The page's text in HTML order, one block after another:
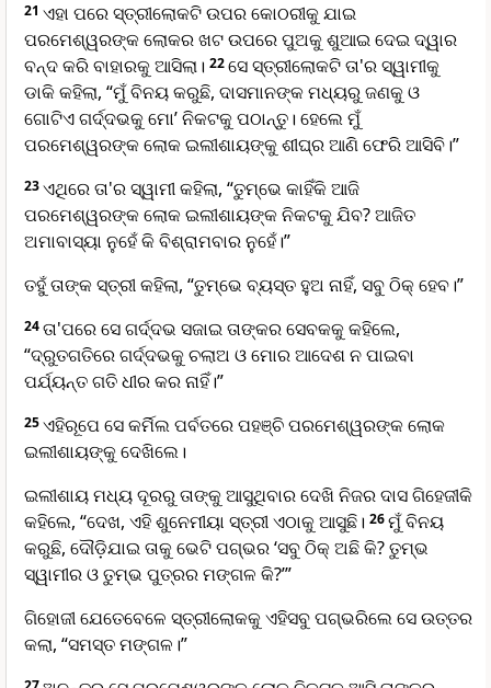
21 ଏହା ପରେ ସ୍ତ୍ରୀଲୋକଟି ଉପର କୋଠରୀକୁ ଯାଇ
ପରମେଶ୍ୱରଙ୍କ ଲୋକର ଖଟ ଉପରେ ପୁଅକୁ ଶୁଆଇ ଦେଇ ଦ୍ୱାର
ବନ୍ଦ କରି ବାହାରକୁ ଆସିଲା। 22ସେ ସ୍ତ୍ରୀଲୋକଟି ତା'ର ସ୍ୱାମୀକୁ
ଡାକି କହିଲା, “ମୁଁ ବିନୟ କରୁଛି, ଦାସମାନଙ୍କ ମଧ୍ୟରୁ ଜଣକୁ ଓ
ଗୋଟିଏ ଗର୍ଦ୍ଦଭକୁ ମୋ’ ନିକଟକୁ ପଠାନ୍ତୁ। ହେଲେ ମୁଁ
ପରମେଶ୍ୱରଙ୍କ ଲୋକ ଇଲୀଶାୟଙ୍କୁ ଶୀଘ୍ର ଆଣି ଫେରି ଆସିବି।”
23ଏଥିରେ ତା'ର ସ୍ୱାମୀ କହିଲା, “ତୁମ୍ଭେ କାହିଁକି ଆଜି
ପରମେଶ୍ୱରଙ୍କ ଲୋକ ଇଲୀଶାୟଙ୍କ ନିକଟକୁ ଯିବ? ଆଜିତ
ଅମାବାସ୍ୟା ନୁହେଁ କି ବିଶ୍ରାମବାର ନୁହେଁ।”
ତହୁଁ ତାଙ୍କ ସ୍ତ୍ରୀ କହିଲା, “ତୁମ୍ଭେ ବ୍ୟସ୍ତ ହୁଅ ନାହିଁ, ସବୁ ଠିକ୍ ହେବ।”
24ତା'ପରେ ସେ ଗର୍ଦ୍ଦଭ ସଜାଇ ତାଙ୍କର ସେବକକୁ କହିଲେ,
“ଦ୍ରୁତଗତିରେ ଗର୍ଦ୍ଦଭକୁ ଚଲାଅ ଓ ମୋର ଆଦେଶ ନ ପାଇବା
ପର୍ଯ୍ୟନ୍ତ ଗତି ଧୀର କର ନାହିଁ।”
25ଏହିରୂପେ ସେ କର୍ମିଲ ପର୍ବତରେ ପହଞ୍ଚି ପରମେଶ୍ୱରଙ୍କ ଲୋକ
ଇଲୀଶାୟଙ୍କୁ ଦେଖିଲେ।
ଇଲୀଶାୟ ମଧ୍ୟ ଦୂରରୁ ତାଙ୍କୁ ଆସୁଥିବାର ଦେଖି ନିଜର ଦାସ ଗିହେଜୀକି
କହିଲେ, “ଦେଖ, ଏହି ଶୁନେମୀୟା ସ୍ତ୍ରୀ ଏଠାକୁ ଆସୁଛି। 26ମୁଁ ବିନୟ
କରୁଛି, ଦୌଡ଼ିଯାଇ ତାକୁ ଭେଟି ପଗ୍ଭର ‘ସବୁ ଠିକ୍ ଅଛି କି? ତୁମ୍ଭ
ସ୍ୱାମୀର ଓ ତୁମ୍ଭ ପୁତ୍ରର ମଙ୍ଗଳ କି?’”
ଗିହୋଜୀ ଯେତେବେଳେ ସ୍ତ୍ରୀଲୋକକୁ ଏହିସବୁ ପଗ୍ଭରିଲେ ସେ ଉତ୍ତର
କଲା, “ସମସ୍ତ ମଙ୍ଗଳ।”